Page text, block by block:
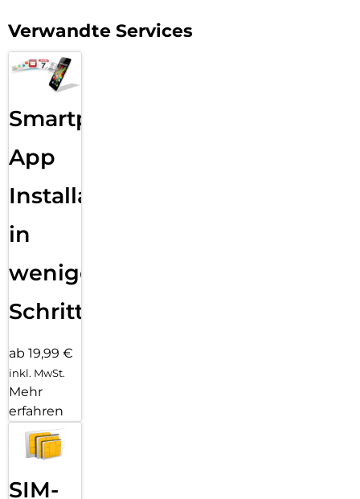
Verwandte Services
Smartphone
App
Installation
in
wenigen
Schritten
ab 19,99 €
inkl. MwSt.
Mehr
erfahren
SIM-